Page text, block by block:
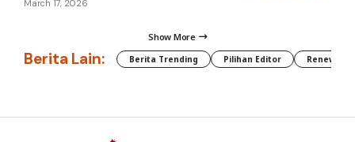
March 17, 2026
Show More
Berita Lain: Berita Trending Pilihan Editor